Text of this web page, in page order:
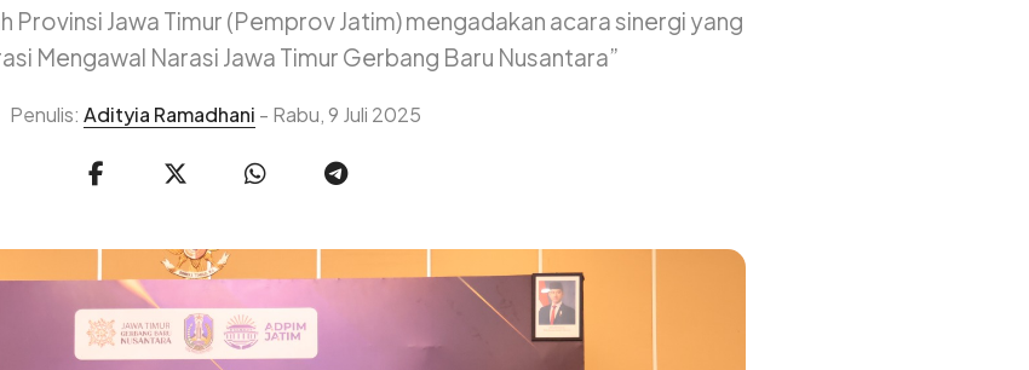
Provinsi Jawa Timur (Pemprov Jatim) mengadakan acara sinergi yang
Mengawal Narasi Jawa Timur Gerbang Baru Nusantara”
Penulis: Adityia Ramadhani - Rabu, 9 Juli 2025